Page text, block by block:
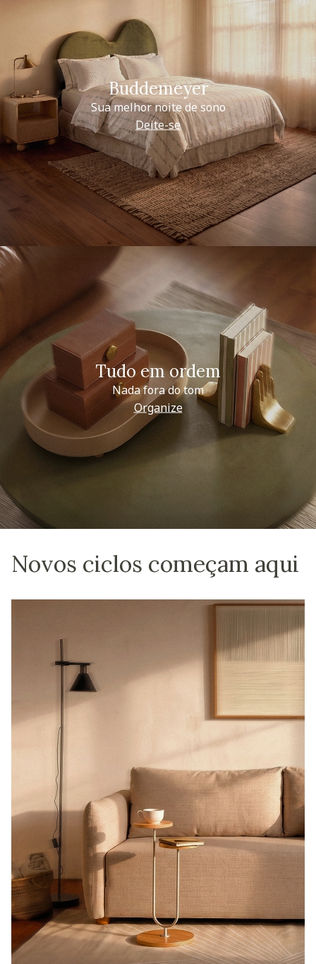
Buddemeyer
Sua melhor noite de sono
Deite-se
Tudo em ordem
Nada fora do tom
Organize
Novos ciclos começam aqui